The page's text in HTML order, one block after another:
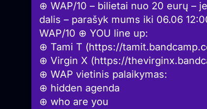
⊕ WAP/10 – bilietai nuo 20 eurų –
dalis – parašyk mums iki 06.06
WAP/10 ⊕ YOU line up:
⊕ Tami T (https://
⊕ Virgin X (https://
⊕ WAP vietinis palaikymas:
⊕ hidden agenda
⊕ who are you